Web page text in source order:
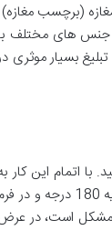
(برچسب مغازه)
جنس های مختلف
بسیار موثری
اتمام این کار
مرحله دوم نصب بروید. حالا سطح پلاستیکی دوم وینیل را کنار بزنید. پوشش پلاستیکی نباید به شکل عمود بر روی دیوار کشیده شود. لیبل باید با زاویه 180
مشکل است، در